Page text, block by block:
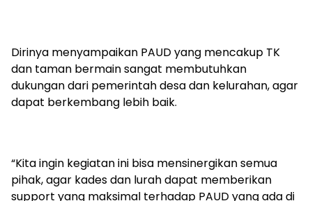
Dirinya menyampaikan PAUD yang mencakup TK
dan taman bermain sangat membutuhkan
dukungan dari pemerintah desa dan kelurahan, agar
dapat berkembang lebih baik.
“Kita ingin kegiatan ini bisa mensinergikan semua
pihak, agar kades dan lurah dapat memberikan
support yang maksimal terhadap PAUD yang ada di